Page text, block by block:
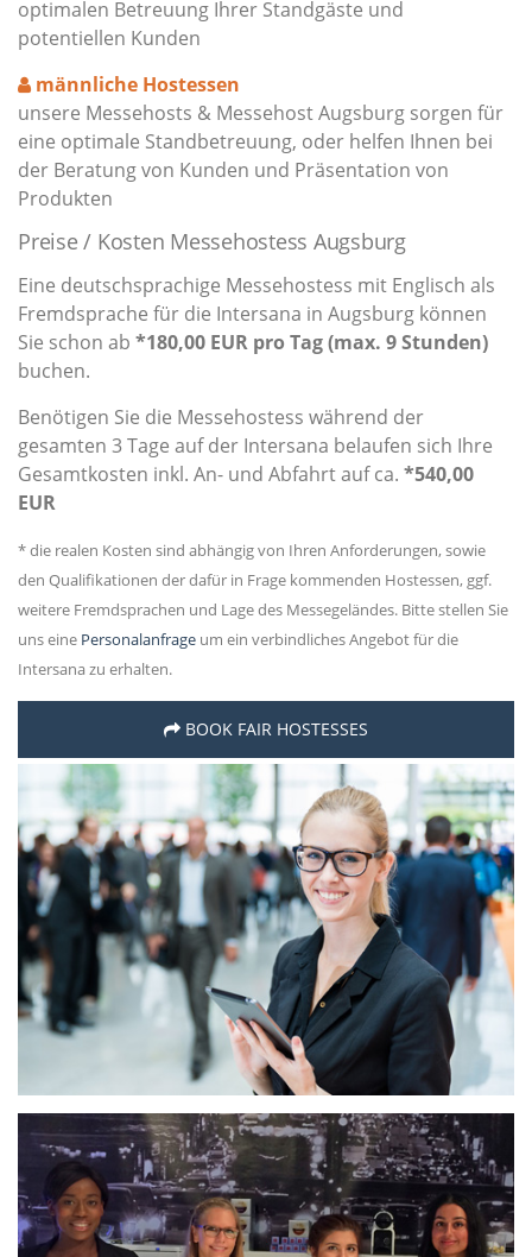
optimalen Betreuung Ihrer Standgäste und
potentiellen Kunden
männliche Hostessen
unsere Messehosts & Messehost Augsburg sorgen für
eine optimale Standbetreuung, oder helfen Ihnen bei
der Beratung von Kunden und Präsentation von
Produkten
Preise / Kosten Messehostess Augsburg
Eine deutschsprachige Messehostess mit Englisch als
Fremdsprache für die Intersana in Augsburg können
Sie schon ab *180,00 EUR pro Tag (max. 9 Stunden)
buchen.
Benötigen Sie die Messehostess während der
gesamten 3 Tage auf der Intersana belaufen sich Ihre
Gesamtkosten inkl. An- und Abfahrt auf ca. *540,00
EUR
* die realen Kosten sind abhängig von Ihren Anforderungen, sowie
den Qualifikationen der dafür in Frage kommenden Hostessen, ggf.
weitere Fremdsprachen und Lage des Messegeländes. Bitte stellen Sie
uns eine Personalanfrage um ein verbindliches Angebot für die
Intersana zu erhalten.
BOOK FAIR HOSTESSES